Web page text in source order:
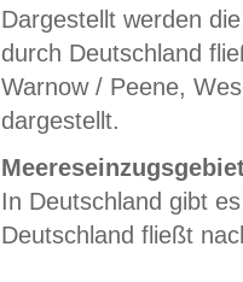
Dargestellt werden
durch Deutschland
Warnow / Peene,
dargestellt.
In Deutschland gibt
Deutschland fließt